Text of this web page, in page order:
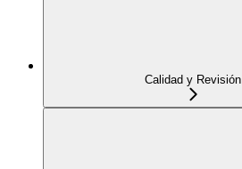
Calidad y Revisión